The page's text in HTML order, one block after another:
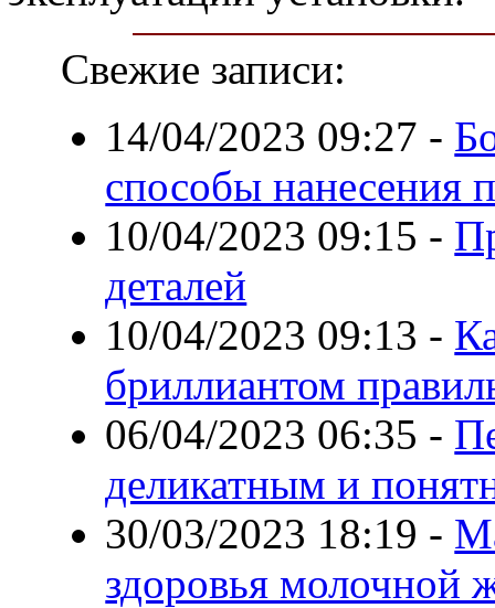
Свежие записи:
14/04/2023 09:27 -
способы нанесения
10/04/2023 09:15 -
деталей
10/04/2023 09:13 -
бриллиантом
06/04/2023 06:35 -
деликатным и
30/03/2023 18:19 -
здоровья молочной